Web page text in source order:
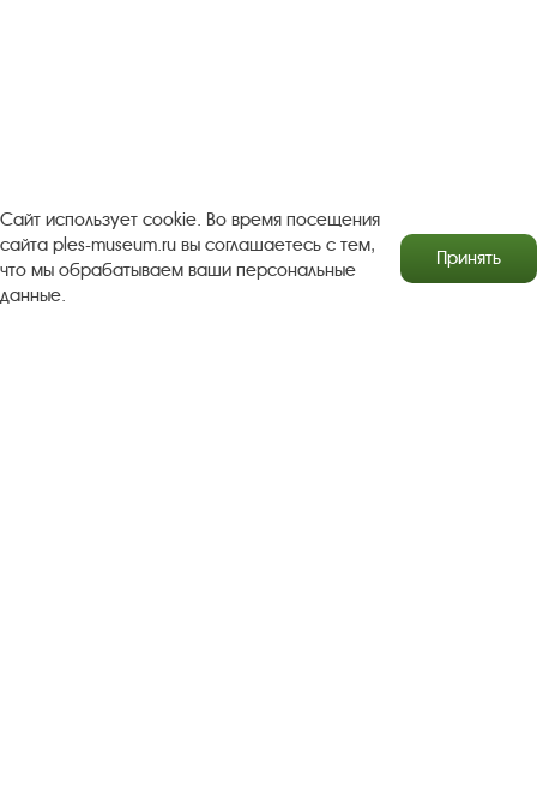
Антикоррупционная деятельность
Сайт использует cookie. Во время посещения
сайта ples-museum.ru вы соглашаетесь с тем,
что мы обрабатываем ваши персональные
данные.
Принять